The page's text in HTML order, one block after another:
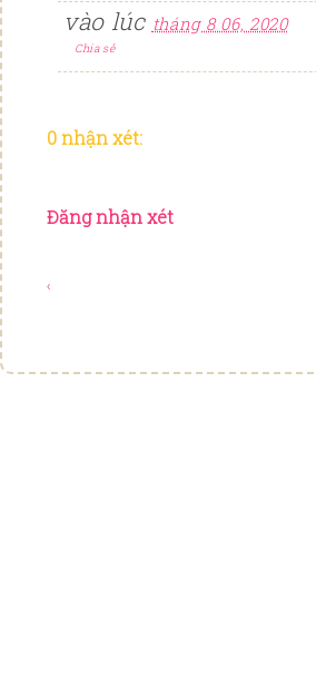
vào lúc tháng 8 06, 2020
Chia sẻ
0 nhận xét:
Đăng nhận xét
‹